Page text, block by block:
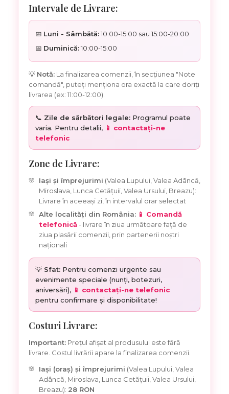
Intervale de Livrare:
📅 Luni - Sâmbătă:10:00-15:00 sau 15:00-20:00
📅 Duminică:10:00-15:00
💡 Notă: La finalizarea comenzii, în secțiunea "Note
comandă", puteți menționa ora exactă la care doriți
livrarea (ex: 11:00-12:00).
📞 Zile de sărbători legale: Programul poate
varia. Pentru detalii, 📱 contactați-ne
telefonic
Zone de Livrare:
Iași și împrejurimi (Valea Lupului, Valea Adâncă,
Miroslava, Lunca Cetățuii, Valea Ursului, Breazu):
Livrare în aceeași zi, în intervalul orar selectat
Alte localități din România: 📱 Comandă
telefonică- livrare în ziua următoare față de
ziua plasării comenzii, prin partenerii noștri
naționali
💡 Sfat: Pentru comenzi urgente sau
evenimente speciale (nunți, botezuri,
aniversări), 📱 contactați-ne telefonic
pentru confirmare și disponibilitate!
Costuri Livrare:
Important: Prețul afișat al produsului este fără
livrare. Costul livrării apare la finalizarea comenzii.
Iași (oraș) și împrejurimi (Valea Lupului, Valea
Adâncă, Miroslava, Lunca Cetățuii, Valea Ursului,
Breazu): 28 RON